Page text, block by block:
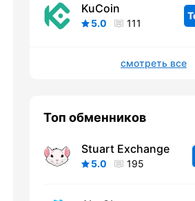
KuCoin
5.0 111
смотреть все
Топ обменников
Stuart Exchange
5.0 195